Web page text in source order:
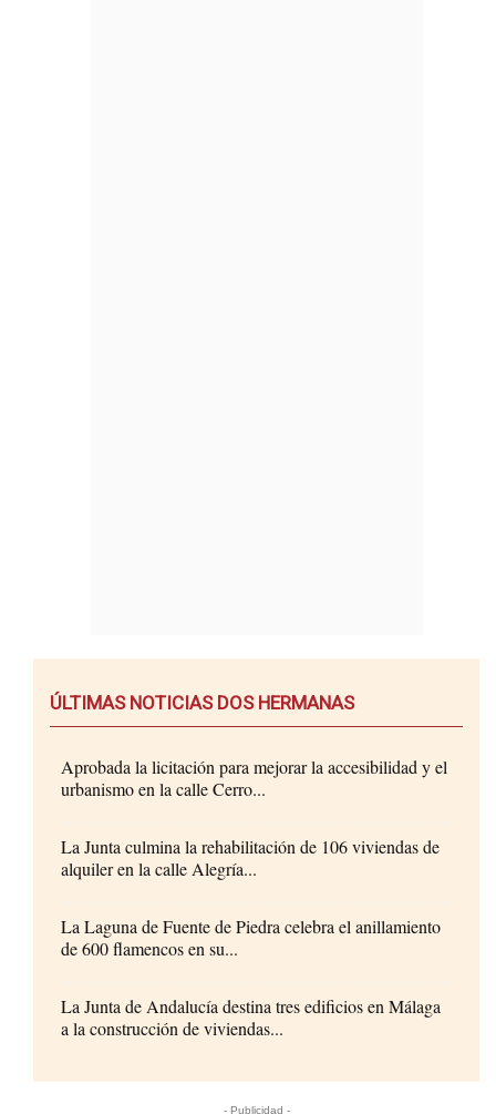
ÚLTIMAS NOTICIAS DOS HERMANAS
Aprobada la licitación para mejorar la accesibilidad y el
urbanismo en la calle Cerro...
La Junta culmina la rehabilitación de 106 viviendas de
alquiler en la calle Alegría...
La Laguna de Fuente de Piedra celebra el anillamiento
de 600 flamencos en su...
La Junta de Andalucía destina tres edificios en Málaga
a la construcción de viviendas...
- Publicidad -